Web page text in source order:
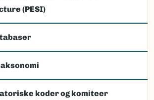
(PESI)
koder og komiteer